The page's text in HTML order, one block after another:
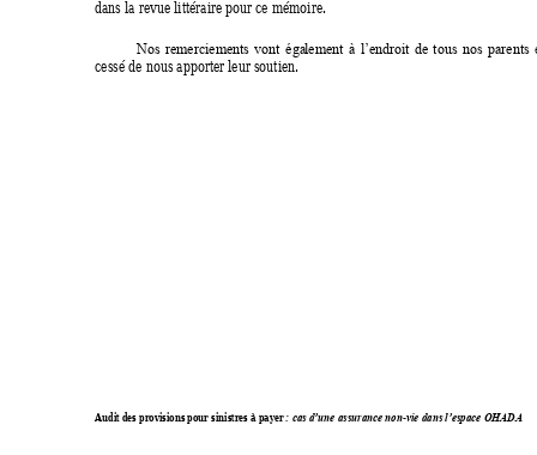
dans la revue littéraire pour ce mémoire.
Nos remerciements vont également à l’endroit de tous nos parents
cessé de nous apporter leur soutien.
Audit des provisions pour sinistres à payer : cas d’une assurance non-vie dans l’espace OHADA